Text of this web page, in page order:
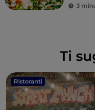
3
Ti
Ristoranti